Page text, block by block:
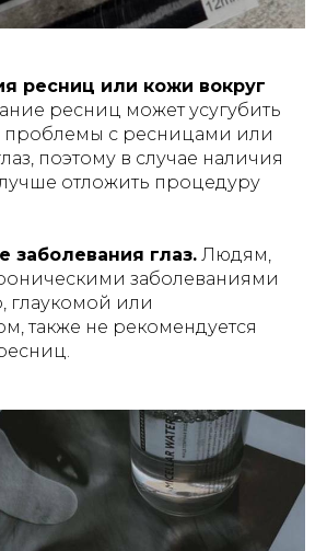
ресниц или кожи вокруг
ресниц может усугубить
проблемы с ресницами или
поэтому в случае наличия
отложить процедуру
заболевания глаз. Людям,
заболеваниями
глаукомой или
также не рекомендуется